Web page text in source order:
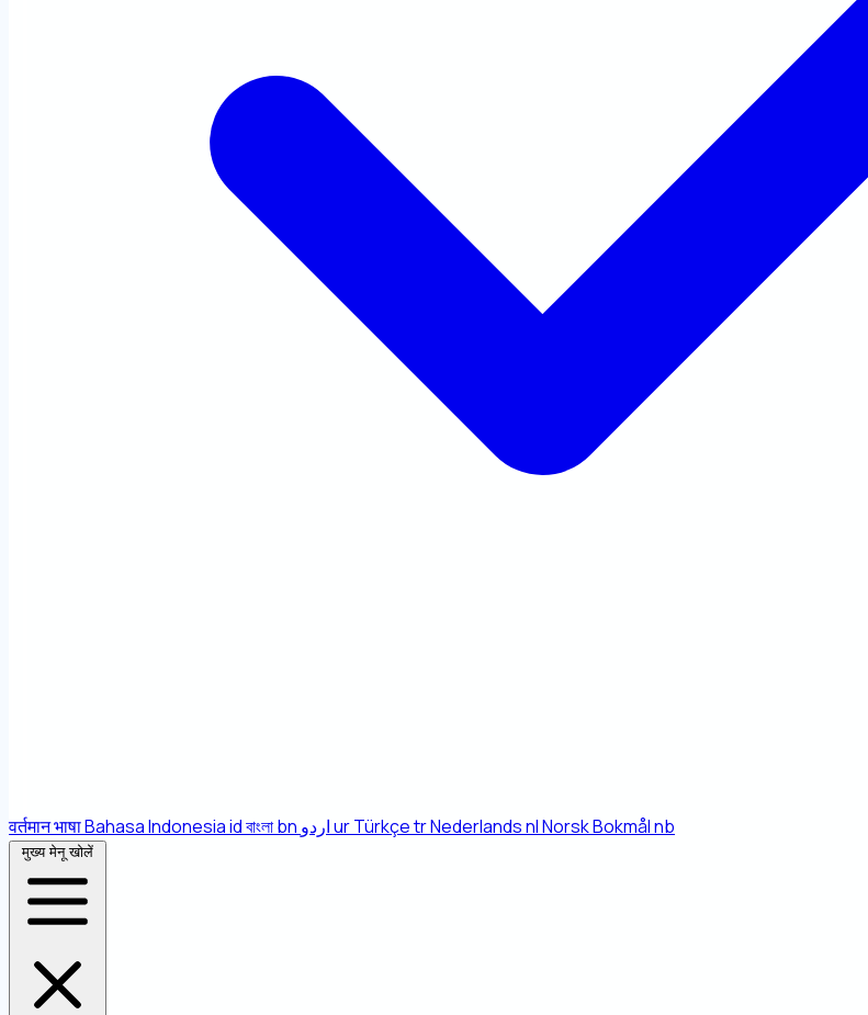
वर्तमान भाषाBahasa Indonesiaidবাংলাbn اردوurTürkçetrNederlandsnlNorsk Bokmålnb
मुख्य मेनू खोलें